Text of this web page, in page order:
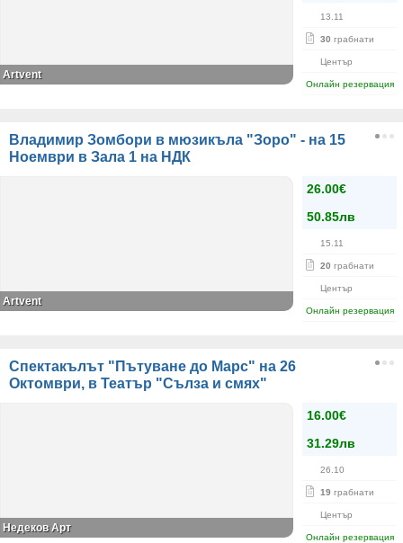
13.11
30 грабнати
Център
Онлайн резервация
Artvent
Владимир Зомбори в мюзикъла "Зоро" - на 15
Ноември в Зала 1 на НДК
26.00€
50.85лв
15.11
20 грабнати
Център
Онлайн резервация
Artvent
Спектакълът "Пътуване до Марс" на 26
Октомври, в Театър "Сълза и смях"
16.00€
31.29лв
26.10
19 грабнати
Център
Онлайн резервация
Недеков Арт